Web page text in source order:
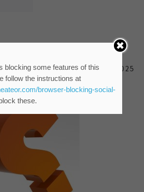
КОРИСНИКА 2025
blocking some features of this
follow the instructions at
browser-blocking-social-
these.